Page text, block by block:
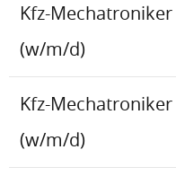
Kfz-
(w/m/d)
Kfz-
(w/m/d)